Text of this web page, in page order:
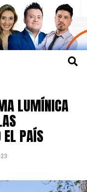
LUMÍNICA
EL PAÍS